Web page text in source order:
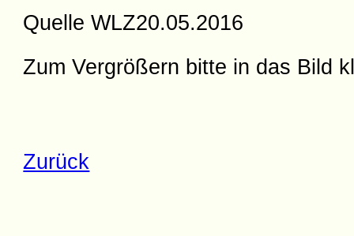
Quelle WLZ20.05.2016
Zum Vergrößern bitte in das Bild
Zurück